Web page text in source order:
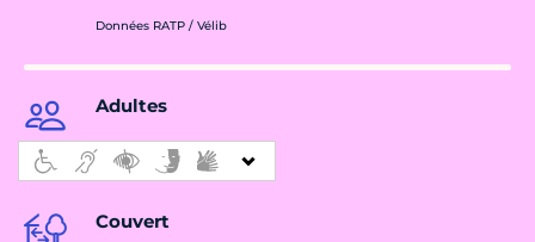
Données RATP / Vélib
Adultes
Couvert